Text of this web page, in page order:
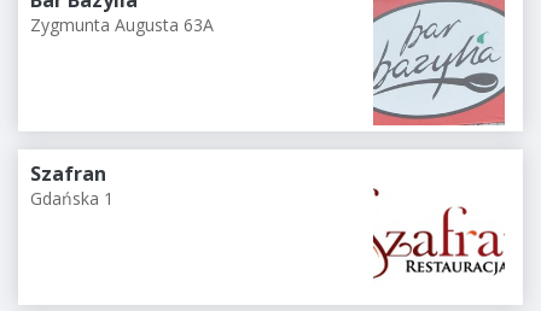
Zygmunta Augusta 63A
Szafran
Gdańska 1